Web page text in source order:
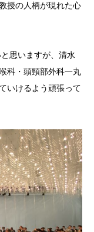
授の人柄が現れた心
思いますが、清水
科・頭頸部外科一丸
いけるよう頑張って